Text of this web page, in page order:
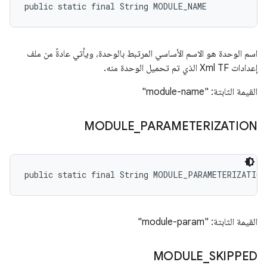
public static final String MODULE_NAME
اسم الوحدة هو الاسم الأساسي المرتبط بالوحدة، ويأتي عادةً من ملف
إعدادات Xml TF الذي تم تحميل الوحدة منه.
القيمة الثابتة: "module-name"
MODULE PARAMETERIZATION
public static final String MODULE_PARAMETERIZATION
القيمة الثابتة: "module-param"
MODULE SKIPPED